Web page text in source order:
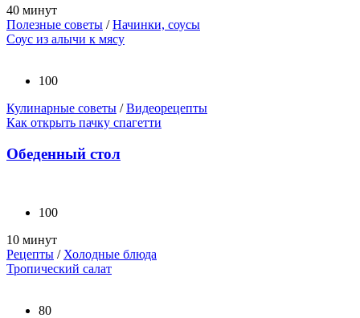
40 минут
Полезные советы /Начинки, соусы
Соус из алычи к мясу
100
Кулинарные советы /Видеорецепты
Как открыть пачку спагетти
Обеденный стол
100
10 минут
Рецепты / Холодные блюда
Тропический салат
80